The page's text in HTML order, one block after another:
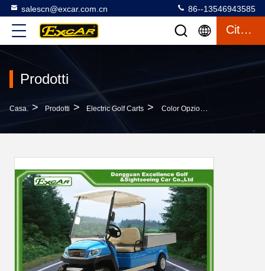
salescn@excar.com.cn 86--13546943585
Citazione
Prodotti
Casa. > Prodotti > Electric Golf Carts > Color Opzionale Golf Car Elettrico Con Scatola Di Carico In Alluminio